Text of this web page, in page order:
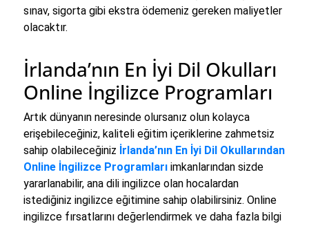
sınav, sigorta gibi ekstra ödemeniz gereken maliyetler
olacaktır.
İrlanda’nın En İyi Dil Okulları
Online İngilizce Programları
Artık dünyanın neresinde olursanız olun kolayca
erişebileceğiniz, kaliteli eğitim içeriklerine zahmetsiz
sahip olabileceğiniz İrlanda’nın En İyi Dil Okullarından
Online İngilizce Programları imkanlarından sizde
yararlanabilir, ana dili ingilizce olan hocalardan
istediğiniz ingilizce eğitimine sahip olabilirsiniz. Online
ingilizce fırsatlarını değerlendirmek ve daha fazla bilgi